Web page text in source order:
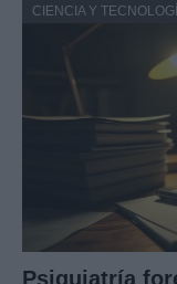
CIENCIA Y
Psiquiatría